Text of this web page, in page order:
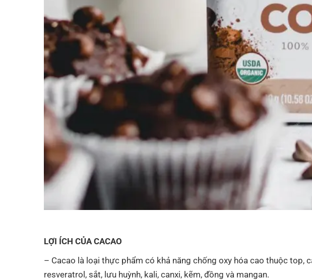
LỢI ÍCH CỦA CACAO
– Cacao là loại thực phẩm có khả năng chống oxy hóa cao thuộc
resveratrol, sắt, lưu huỳnh, kali, canxi, kẽm, đồng và mangan.